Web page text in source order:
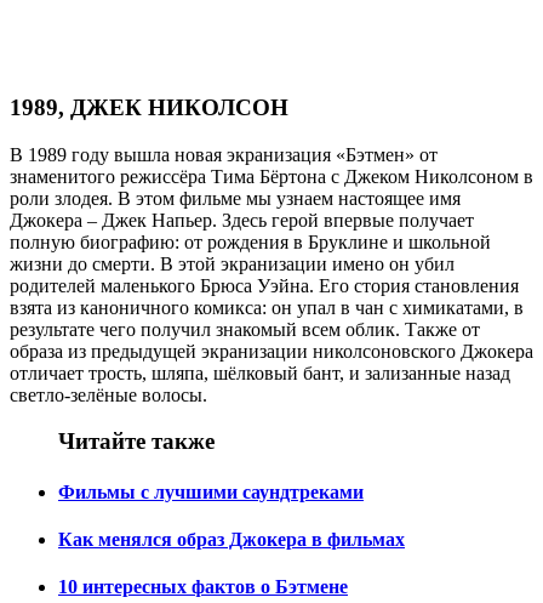
1989, ДЖЕК НИКОЛСОН
В 1989 году вышла новая экранизация «Бэтмен» от
знаменитого режиссёра Тима Бёртона с Джеком Николсоном в
роли злодея. В этом фильме мы узнаем настоящее имя
Джокера – Джек Напьер. Здесь герой впервые получает
полную биографию: от рождения в Бруклине и школьной
жизни до смерти. В этой экранизации имено он убил
родителей маленького Брюса Уэйна. Его стория становления
взята из каноничного комикса: он упал в чан с химикатами, в
результате чего получил знакомый всем облик. Также от
образа из предыдущей экранизации николсоновского Джокера
отличает трость, шляпа, шёлковый бант, и зализанные назад
светло-зелёные волосы.
Читайте также
Фильмы с лучшими саундтреками
Как менялся образ Джокера в фильмах
10 интересных фактов о Бэтмене